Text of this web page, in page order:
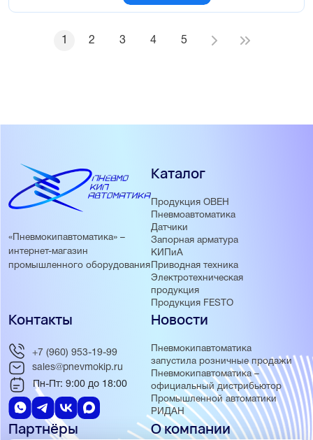
1 2 3 4 5
«Пневмокипавтоматика» –
интернет-магазин
промышленного оборудования
Каталог
Продукция ОВЕН
Пневмоавтоматика
Датчики
Запорная арматура
КИПиА
Приводная техника
Электротехническая
продукция
Продукция FESTO
Новости
Пневмокипавтоматика
запустила розничные продажи
Пневмокипавтоматика –
официальный дистрибьютор
Промышленной автоматики
РИДАН
Партнёры О компании
Контакты
+7 (960) 953-19-99
sales@pnevmokip.ru
Пн-Пт: 9:00 до 18:00